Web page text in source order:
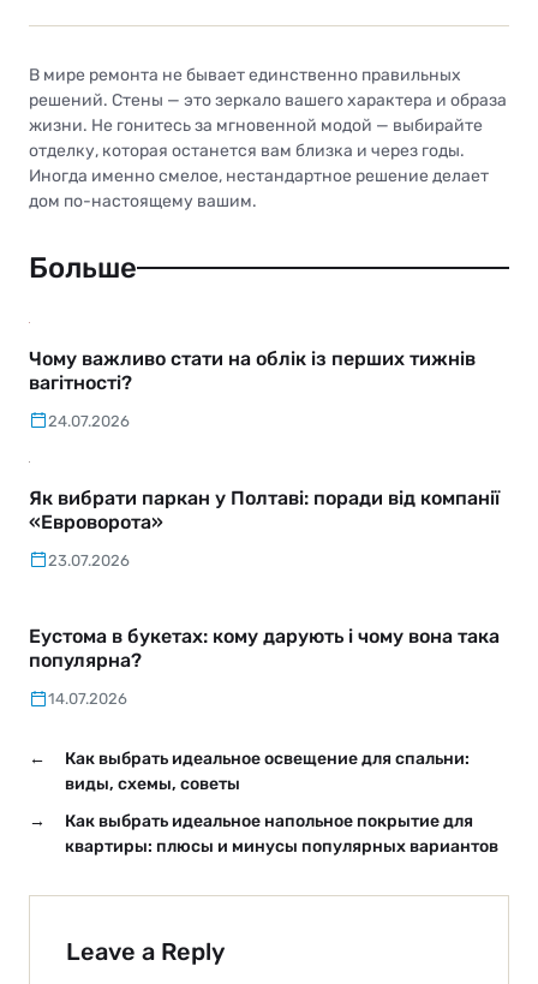
В мире ремонта не бывает единственно правильных
решений. Стены — это зеркало вашего характера и образа
жизни. Не гонитесь за мгновенной модой — выбирайте
отделку, которая останется вам близка и через годы.
Иногда именно смелое, нестандартное решение делает
дом по-настоящему вашим.
Больше
Чому важливо стати на облік із перших тижнів
вагітності?
24.07.2026
Як вибрати паркан у Полтаві: поради від компанії
«Евроворота»
23.07.2026
Еустома в букетах: кому дарують і чому вона така
популярна?
14.07.2026
←
Как выбрать идеальное освещение для спальни:
виды, схемы, советы
→
Как выбрать идеальное напольное покрытие для
квартиры: плюсы и минусы популярных вариантов
Leave a Reply